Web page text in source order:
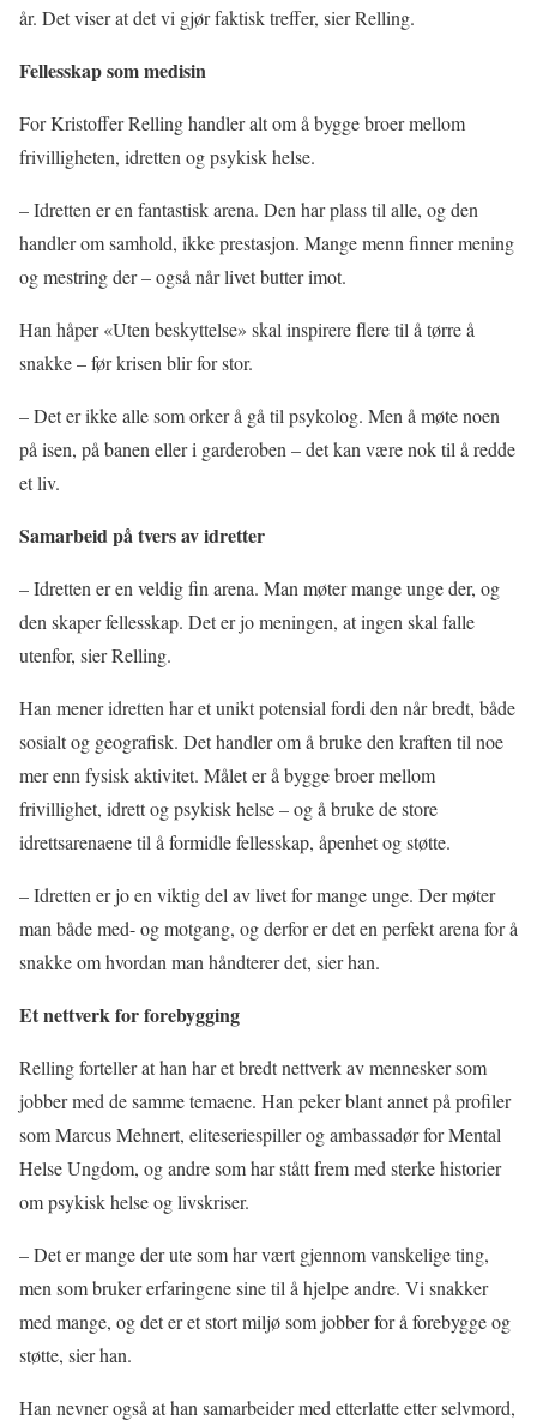
år. Det viser at det vi gjør faktisk treffer, sier Relling.
Fellesskap som medisin
For Kristoffer Relling handler alt om å bygge broer mellom
frivilligheten, idretten og psykisk helse.
– Idretten er en fantastisk arena. Den har plass til alle, og den
handler om samhold, ikke prestasjon. Mange menn finner mening
og mestring der – også når livet butter imot.
Han håper «Uten beskyttelse» skal inspirere flere til å tørre å
snakke – før krisen blir for stor.
– Det er ikke alle som orker å gå til psykolog. Men å møte noen
på isen, på banen eller i garderoben – det kan være nok til å redde
et liv.
Samarbeid på tvers av idretter
– Idretten er en veldig fin arena. Man møter mange unge der, og
den skaper fellesskap. Det er jo meningen, at ingen skal falle
utenfor, sier Relling.
Han mener idretten har et unikt potensial fordi den når bredt, både
sosialt og geografisk. Det handler om å bruke den kraften til noe
mer enn fysisk aktivitet. Målet er å bygge broer mellom
frivillighet, idrett og psykisk helse – og å bruke de store
idrettsarenaene til å formidle fellesskap, åpenhet og støtte.
– Idretten er jo en viktig del av livet for mange unge. Der møter
man både med- og motgang, og derfor er det en perfekt arena for å
snakke om hvordan man håndterer det, sier han.
Et nettverk for forebygging
Relling forteller at han har et bredt nettverk av mennesker som
jobber med de samme temaene. Han peker blant annet på profiler
som Marcus Mehnert, eliteseriespiller og ambassadør for Mental
Helse Ungdom, og andre som har stått frem med sterke historier
om psykisk helse og livskriser.
– Det er mange der ute som har vært gjennom vanskelige ting,
men som bruker erfaringene sine til å hjelpe andre. Vi snakker
med mange, og det er et stort miljø som jobber for å forebygge og
støtte, sier han.
Han nevner også at han samarbeider med etterlatte etter selvmord,